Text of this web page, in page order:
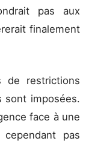
pas aux
finalement
de restrictions
sont imposées.
face à une
pas